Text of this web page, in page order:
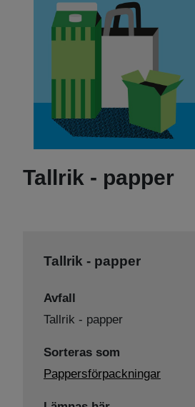
Tallrik - papper
Tallrik - papper
Avfall
Tallrik - papper
Sorteras som
Pappersförpackningar